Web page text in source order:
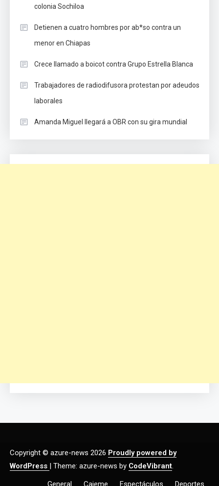
colonia Sochiloa
Detienen a cuatro hombres por ab*so contra un
menor en Chiapas
Crece llamado a boicot contra Grupo Estrella Blanca
Trabajadores de radiodifusora protestan por adeudos
laborales
Amanda Miguel llegará a OBR con su gira mundial
Copyright © azure-news 2026 Proudly powered by
WordPress | Theme: azure-news by CodeVibrant.
General Cajeme Espectáculos Deportes